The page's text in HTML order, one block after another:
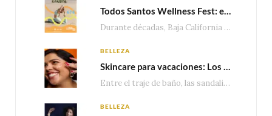
Todos Santos Wellness Fest: el evento de bienestar que está transformando a Baja California Sur en un nuevo referente para el turismo wellness
Durante décadas, Baja California Sur ha sido reconocido por sus playas, hoteles de lujo y…
BELLEZA
Skincare para vacaciones: Los do’s and dont’s para cuidar tu piel
Entre el traje de baño, las sandalias, los lentes de sol y los looks que…
BELLEZA